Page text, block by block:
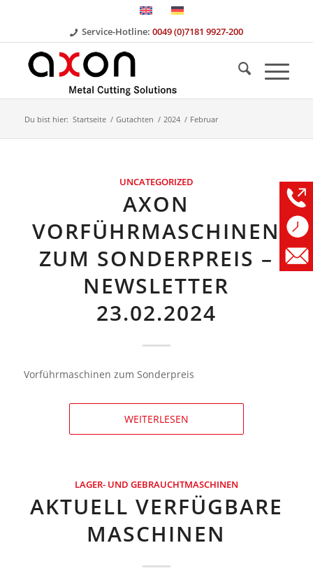
Service-Hotline:0049 (0)7181 9927-200
Du bist hier: Startseite / Gutachten / 2024 / Februar
UNCATEGORIZED
AXON
VORFÜHRMASCHINEN
ZUM SONDERPREIS –
NEWSLETTER
23.02.2024
Vorführmaschinen zum Sonderpreis
WEITERLESEN
LAGER- UND GEBRAUCHTMASCHINEN
AKTUELL VERFÜGBARE
MASCHINEN